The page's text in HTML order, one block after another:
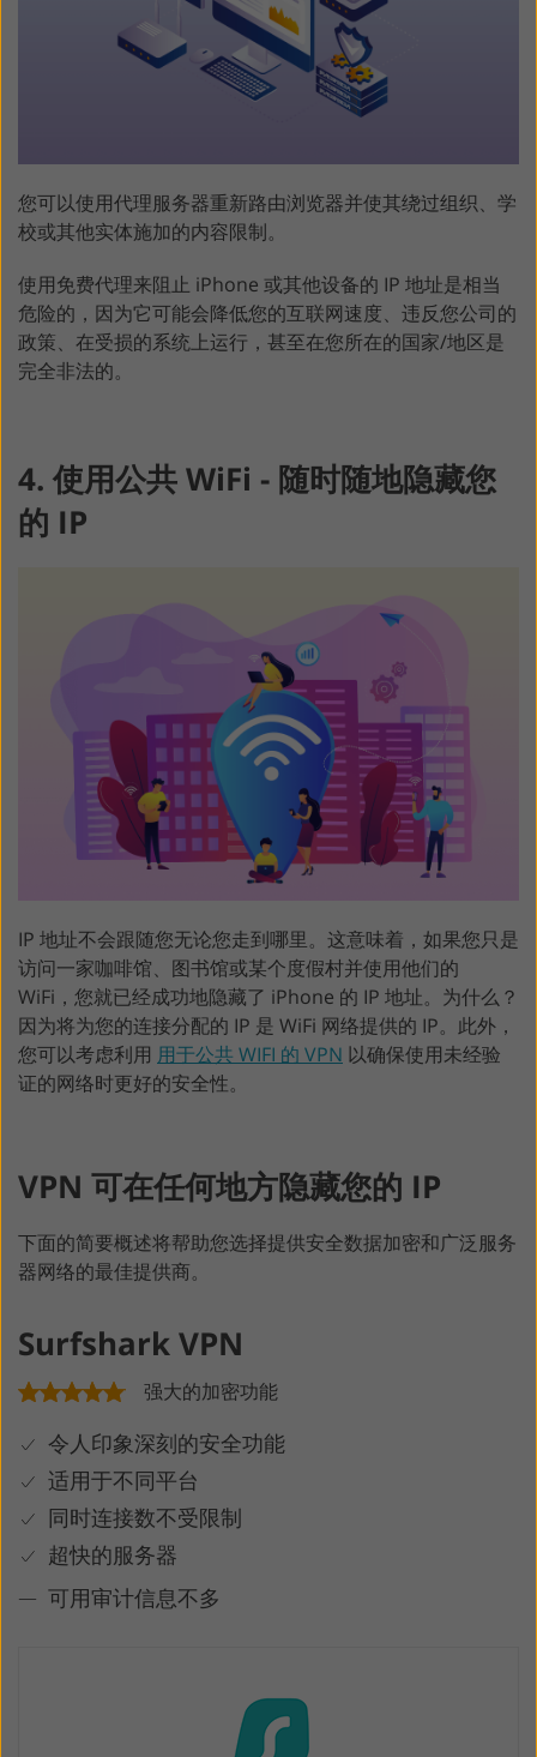
您可以使用代理服务器重新路由浏览器并使其绕过组织、学
校或其他实体施加的内容限制。
使用免费代理来阻止 iPhone 或其他设备的 IP 地址是相当
危险的，因为它可能会降低您的互联网速度、违反您公司的
政策、在受损的系统上运行，甚至在您所在的国家/地区是
完全非法的。
4. 使用公共 WiFi - 随时随地隐藏您
的 IP
IP 地址不会跟随您无论您走到哪里。这意味着，如果您只是
访问一家咖啡馆、图书馆或某个度假村并使用他们的
WiFi，您就已经成功地隐藏了 iPhone 的 IP 地址。为什么？
因为将为您的连接分配的 IP 是 WiFi 网络提供的 IP。此外，
您可以考虑利用 用于公共 WIFI 的 VPN 以确保使用未经验
证的网络时更好的安全性。
VPN 可在任何地方隐藏您的 IP
下面的简要概述将帮助您选择提供安全数据加密和广泛服务
器网络的最佳提供商。
Surfshark VPN
强大的加密功能
令人印象深刻的安全功能
适用于不同平台
同时连接数不受限制
超快的服务器
可用审计信息不多